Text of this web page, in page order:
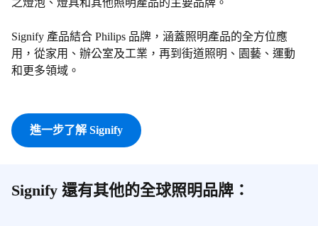
之燈泡、燈具和其他照明產品的主要品牌。
Signify 產品結合 Philips 品牌，涵蓋照明產品的全方位應
用，從家用、辦公室及工業，再到街道照明、園藝、運動
和更多領域。
進一步了解 Signify
Signify 還有其他的全球照明品牌：